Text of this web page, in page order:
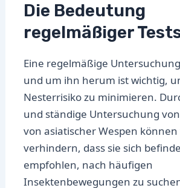
Die Bedeutung
regelmäßiger
Eine regelmäßige
und um ihn herum ist wichtig,
Nesterrisiko zu minimieren.
und ständige Untersuchung
von asiatischer Wespen
verhindern, dass sie sich
empfohlen, nach häufigen
Insektenbewegungen zu